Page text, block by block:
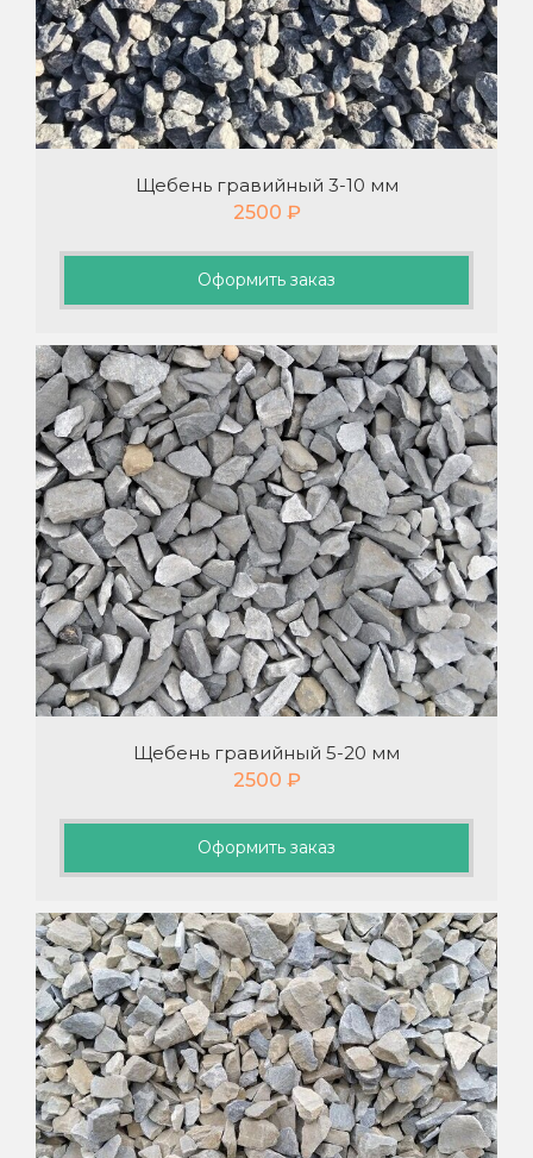
Щебень гравийный 3-10 мм
2500 ₽
Оформить заказ
Щебень гравийный 5-20 мм
2500 ₽
Оформить заказ